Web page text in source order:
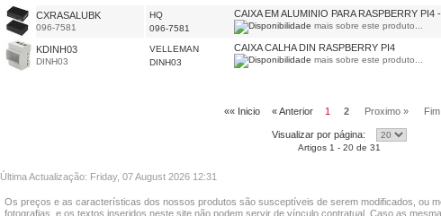
CXRASALUBK
096-7581
HQ
096-7581
CAIXA EM ALUMINIO PARA RASPBERRY PI4
mais sobre este produto...
KDINH03
DINH03
VELLEMAN
DINH03
CAIXA CALHA DIN RASPBERRY PI4
mais sobre este produto...
«« Inicio « Anterior 1 2 Proximo »
Visualizar por página:
Artigos 1 - 20 de 31
Última Actualização: Friday, 07 August 2026 12:31
Os preços e as características dos nossos produtos são susceptíveis de serem modificados, ou
fotografias, e os textos inseridos neste site não podem servir de vínculo contratual. Caso as